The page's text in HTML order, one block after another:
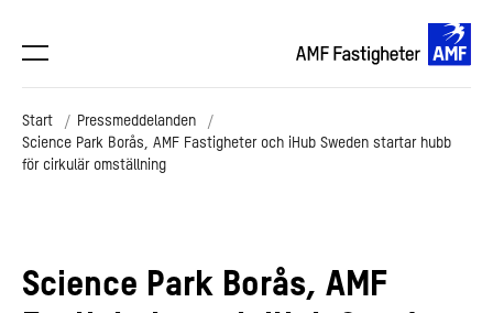
Start
Pressmeddelanden
Science Park Borås, AMF Fastigheter och iHub Sweden startar hubb
för cirkulär omställning
Science Park Borås, AMF